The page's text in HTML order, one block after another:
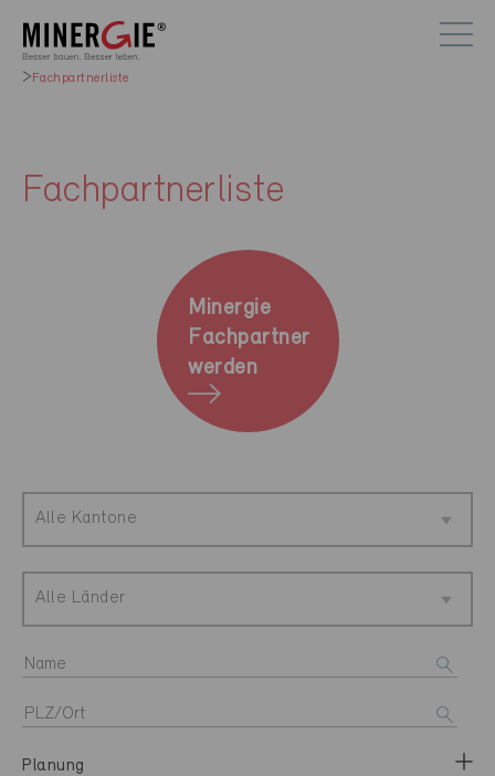
Fachpartnerliste
Fachpartnerliste
Minergie
Fachpartner
werden
Alle Kantone
Alle Länder
Planung